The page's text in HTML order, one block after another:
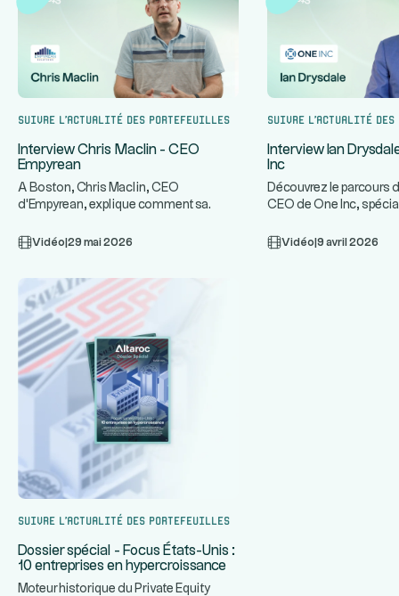
Suivre l’actualité des portefeuilles
Interview Chris Maclin - CEO
Empyrean
A Boston, Chris Maclin, CEO
d'Empyrean, explique comment sa
ban...
Vidéo 29 mai 2026
Suivre l’actualité
Interview Ian
Inc
Découvrez le parcours
CEO de One Inc,
Vidéo 9 avril 2026
Suivre l’actualité des portefeuilles
Dossier spécial - Focus États-Unis :
10 entreprises en hypercroissance
Moteur historique du Private Equity